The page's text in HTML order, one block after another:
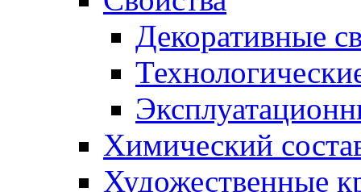
Декоративные
Химический
Художественные